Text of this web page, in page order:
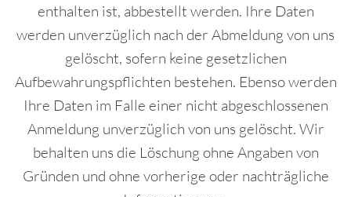
enthalten ist, abbestellt werden. Ihre Daten
werden unverzüglich nach der Abmeldung von uns
gelöscht, sofern keine gesetzlichen
Aufbewahrungspflichten bestehen. Ebenso werden
Ihre Daten im Falle einer nicht abgeschlossenen
Anmeldung unverzüglich von uns gelöscht. Wir
behalten uns die Löschung ohne Angaben von
Gründen und ohne vorherige oder nachträgliche